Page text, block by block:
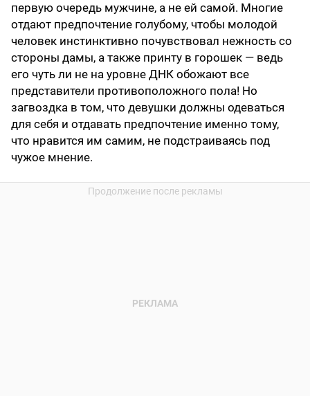
первую очередь мужчине, а не ей самой. Многие
отдают предпочтение голубому, чтобы молодой
человек инстинктивно почувствовал нежность со
стороны дамы, а также принту в горошек — ведь
его чуть ли не на уровне ДНК обожают все
представители противоположного пола! Но
загвоздка в том, что девушки должны одеваться
для себя и отдавать предпочтение именно тому,
что нравится им самим, не подстраиваясь под
чужое мнение.